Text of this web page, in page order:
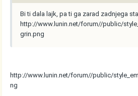
Bi ti dala lajk, pa ti ga zarad zadnjega
http://www.lunin.net/forum//public/
grin.png
http://www.lunin.net/forum//public/
ng